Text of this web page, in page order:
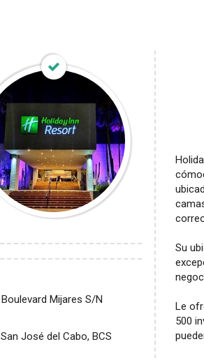
Boulevard Mijares S/N
San José del Cabo, BCS
Su
Le
500